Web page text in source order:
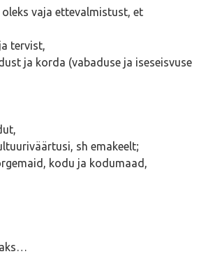
vaja ettevalmistust, et
tervist,
ja korda (vabaduse ja iseseisvuse
sh emakeelt;
kodu ja kodumaad,